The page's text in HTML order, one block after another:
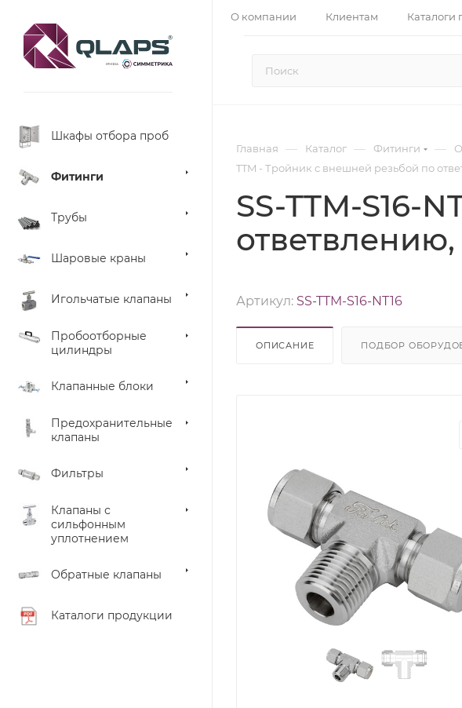
О компании Клиентам Каталоги
Шкафы отбора проб
Фитинги
Трубы
Шаровые краны
Игольчатые клапаны
Пробоотборные
цилиндры
Клапанные блоки
Предохранительные
клапаны
Фильтры
Клапаны с
сильфонным
уплотнением
Обратные клапаны
Каталоги продукции
Главная — Каталог — Фитинги —
TTM - Тройник с внешней резьбой по
SS-TTM-S16-
ответвлению,
Артикул: SS-TTM-S16-NT16
ОПИСАНИЕ ПОДБОР